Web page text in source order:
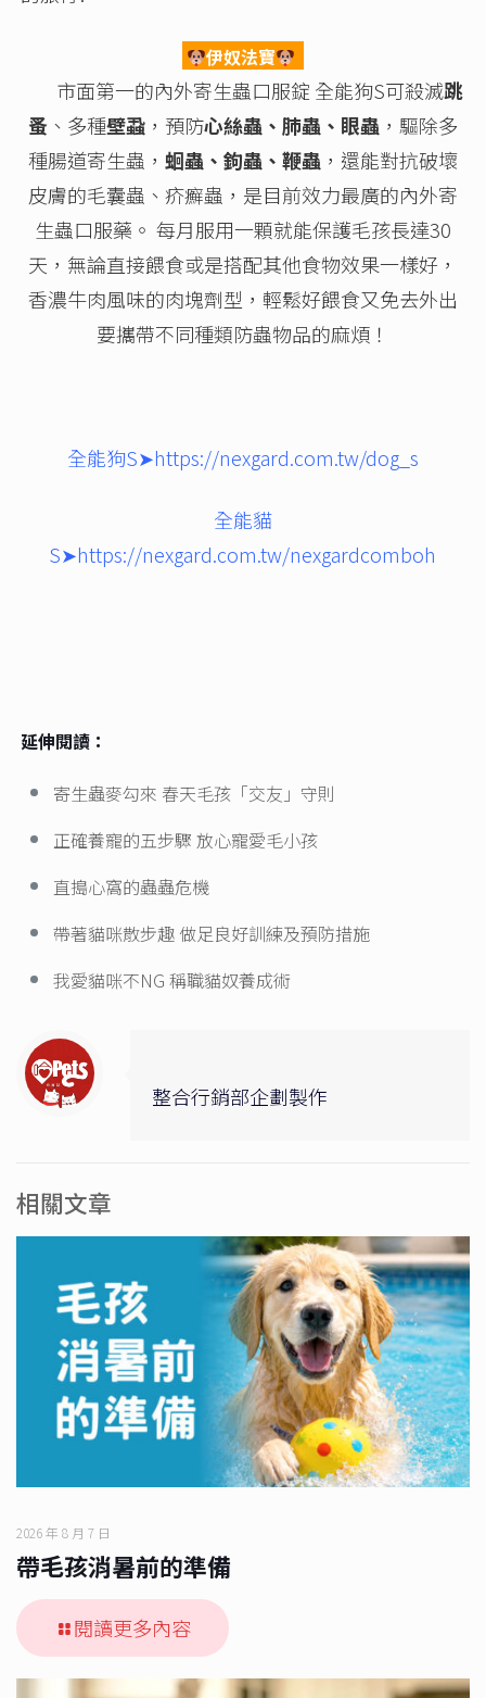
伊奴法寶
市面第一的內外寄生蟲口服錠 全能狗S可殺滅跳
蚤、多種壁蝨，預防心絲蟲、肺蟲、眼蟲 ，驅除多
種腸道寄生蟲， 蛔蟲、鉤蟲、鞭蟲 ，還能對抗破壞
皮膚的毛囊蟲、疥癬蟲，是目前效力最廣的內外寄
生蟲口服藥。 每月服用一顆就能保護毛孩長達30
天，無論直接餵食或是搭配其他食物效果一樣好，
香濃牛肉風味的肉塊劑型，輕鬆好餵食又免去外出
要攜帶不同種類防蟲物品的麻煩！
全能狗S➤https://nexgard.com.tw/dog_s
全能貓
S➤https://nexgard.com.tw/nexgardcomboh
延伸閱讀：
寄生蟲麥勾來 春天毛孩「交友」守則
正確養寵的五步驟 放心寵愛毛小孩
直搗心窩的蟲蟲危機
帶著貓咪散步趣 做足良好訓練及預防措施
我愛貓咪不NG 稱職貓奴養成術
整合行銷部企劃製作
相關文章
2026 年 8 月 7 日
帶毛孩消暑前的準備
閱讀更多內容